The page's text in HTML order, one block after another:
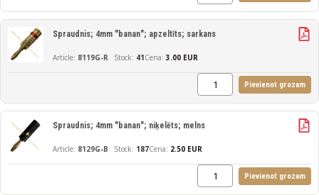
8119G-R
Spraudnis; 4mm "banan"; apzeltīts; sarkans
41Cena: 3.00 EUR
Pievienot grozam
8129G-B
Spraudnis; 4mm "banan"; niķelēts; melns
187Cena: 2.50 EUR
Pievienot grozam